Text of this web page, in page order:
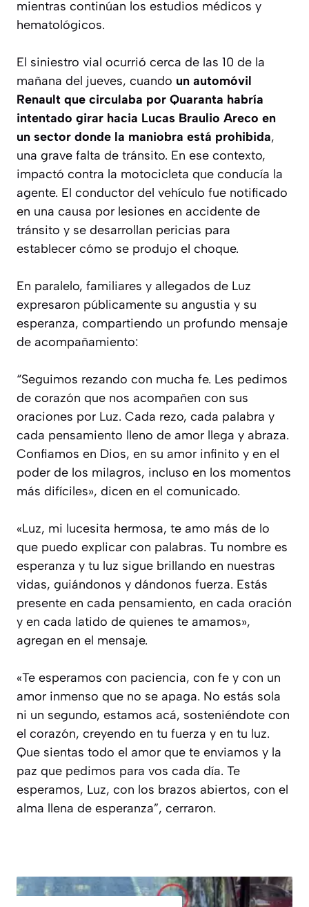
mientras continúan los estudios médicos y
hematológicos.
El siniestro vial ocurrió cerca de las 10 de la
mañana del jueves, cuando un automóvil
Renault que circulaba por Quaranta habría
intentado girar hacia Lucas Braulio Areco en
un sector donde la maniobra está prohibida,
una grave falta de tránsito. En ese contexto,
impactó contra la motocicleta que conducía la
agente. El conductor del vehículo fue notificado
en una causa por lesiones en accidente de
tránsito y se desarrollan pericias para
establecer cómo se produjo el choque.
En paralelo, familiares y allegados de Luz
expresaron públicamente su angustia y su
esperanza, compartiendo un profundo mensaje
de acompañamiento:
“Seguimos rezando con mucha fe. Les pedimos
de corazón que nos acompañen con sus
oraciones por Luz. Cada rezo, cada palabra y
cada pensamiento lleno de amor llega y abraza.
Confiamos en Dios, en su amor infinito y en el
poder de los milagros, incluso en los momentos
más difíciles», dicen en el comunicado.
«Luz, mi lucesita hermosa, te amo más de lo
que puedo explicar con palabras. Tu nombre es
esperanza y tu luz sigue brillando en nuestras
vidas, guiándonos y dándonos fuerza. Estás
presente en cada pensamiento, en cada oración
y en cada latido de quienes te amamos»,
agregan en el mensaje.
«Te esperamos con paciencia, con fe y con un
amor inmenso que no se apaga. No estás sola
ni un segundo, estamos acá, sosteniéndote con
el corazón, creyendo en tu fuerza y en tu luz.
Que sientas todo el amor que te enviamos y la
paz que pedimos para vos cada día. Te
esperamos, Luz, con los brazos abiertos, con el
alma llena de esperanza”, cerraron.